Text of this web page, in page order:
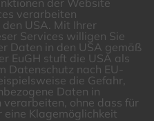
verarbeiten
USA. Mit Ihrer
Services willigen Sie
Daten in den USA gemäß
EuGH stuft die USA als
Datenschutz nach EU-
die Gefahr,
Daten in
ohne dass für
eine Klagemöglichkeit